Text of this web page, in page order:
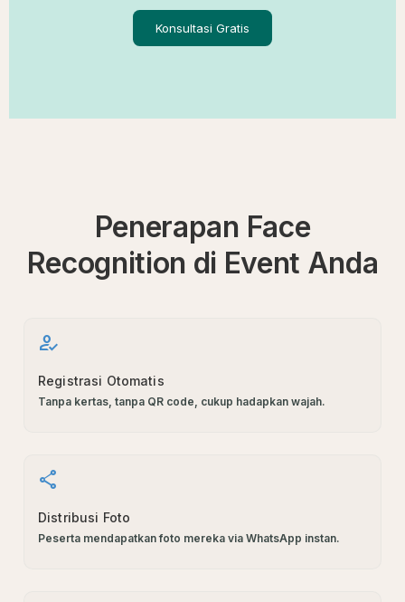
Konsultasi Gratis
Penerapan Face
Recognition di Event Anda
how_to_reg
Registrasi Otomatis
Tanpa kertas, tanpa QR code, cukup hadapkan wajah.
share
Distribusi Foto
Peserta mendapatkan foto mereka via WhatsApp instan.